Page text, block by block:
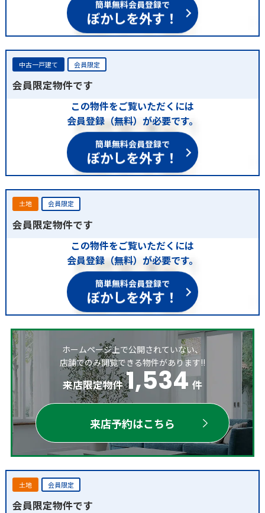
簡単無料会員登録で
ぼかしを外す！
中古一戸建て 会員限定
会員限定物件です
この物件をご覧いただくには
会員登録（無料）が必要です。
簡単無料会員登録で
ぼかしを外す！
土地 会員限定
会員限定物件です
この物件をご覧いただくには
会員登録（無料）が必要です。
簡単無料会員登録で
ぼかしを外す！
ホームページ上で公開されていない、
店舗でのみ閲覧できる物件があります!!
来店限定物件 1,534 件
来店予約はこちら
土地 会員限定
会員限定物件です